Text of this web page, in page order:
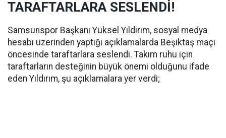
TARAFTARLARA SESLENDİ!
Samsunspor Başkanı Yüksel Yıldırım, sosyal medya
hesabı üzerinden yaptığı açıklamalarda Beşiktaş maçı
öncesinde taraftarlara seslendi. Takım ruhu için
taraftarların desteğinin büyük önemi olduğunu ifade
eden Yıldırım, şu açıklamalara yer verdi;